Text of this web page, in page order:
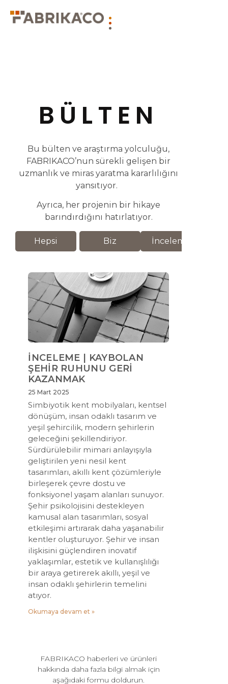
BÜLTEN
Bu bülten ve araştırma yolculuğu,
FABRIKACO’nun sürekli gelişen bir
uzmanlık ve miras yaratma kararlılığını
yansıtıyor.
Ayrıca, her projenin bir hikaye
barındırdığını hatırlatıyor.
Hepsi Biz İnceleme
İNCELEME | KAYBOLAN
ŞEHİR RUHUNU GERİ
KAZANMAK
25 Mart 2025
Simbiyotik kent mobilyaları, kentsel
dönüşüm, insan odaklı tasarım ve
yeşil şehircilik, modern şehirlerin
geleceğini şekillendiriyor.
Sürdürülebilir mimari anlayışıyla
geliştirilen yeni nesil kent
tasarımları, akıllı kent çözümleriyle
birleşerek çevre dostu ve
fonksiyonel yaşam alanları sunuyor.
Şehir psikolojisini destekleyen
kamusal alan tasarımları, sosyal
etkileşimi artırarak daha yaşanabilir
kentler oluşturuyor. Şehir ve insan
ilişkisini güçlendiren inovatif
yaklaşımlar, estetik ve kullanışlılığı
bir araya getirerek akıllı, yeşil ve
insan odaklı şehirlerin temelini
atıyor.
Okumaya devam et »
FABRIKACO haberleri ve ürünleri
hakkında daha fazla bilgi almak için
aşağıdaki formu doldurun.